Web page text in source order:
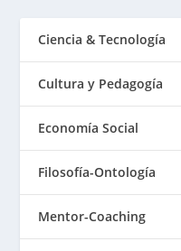
Ciencia & Tecnología
Cultura y Pedagogía
Economía Social
Filosofía-Ontología
Mentor-Coaching